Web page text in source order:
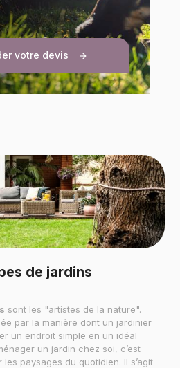
votre devis arrow_forward
de jardins
sont les "artistes de la nature".
par la manière dont un jardinier
un endroit simple en un idéal
un jardin chez soi, c’est
paysages du quotidien. Il s’agit